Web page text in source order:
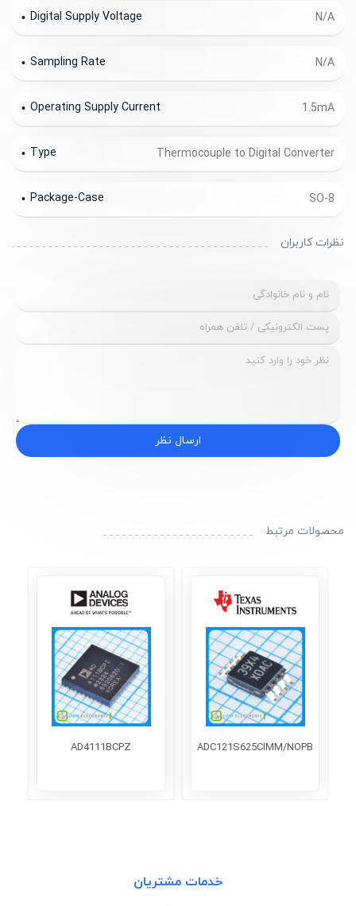
N/A
Digital Supply Voltage
N/A
Sampling Rate
1.5mA
Operating Supply Current
Thermocouple to Digital Converter
Type
SO-8
Package-Case
نظرات کاربران
ارسال نظر
محصولات مرتبط
ADC121S625CIMM/NOPB
AD4111BCPZ
خدمات مشتریان